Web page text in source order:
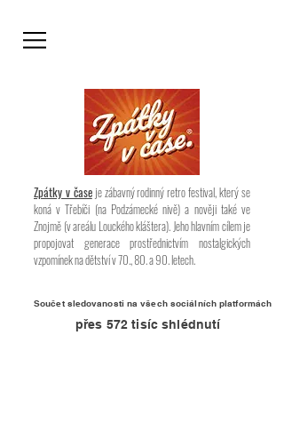
Zpátky v časeje zábavný rodinný retro festival, který se
koná v Třebíči (na Podzámecké nivě) a nověji také ve
Znojmě (v areálu Louckého kláštera). Jeho hlavním cílem je
propojovat generace prostřednictvím nostalgických
vzpomínek na dětství v 70., 80. a 90. letech.
Součet sledovanosti na všech sociálních platformách
přes 572 tisíc shlédnutí